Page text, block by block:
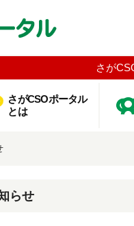
さが
さがCSOポータル
とは
らせ